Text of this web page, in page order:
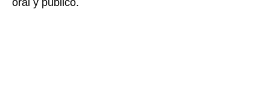
oral y público.